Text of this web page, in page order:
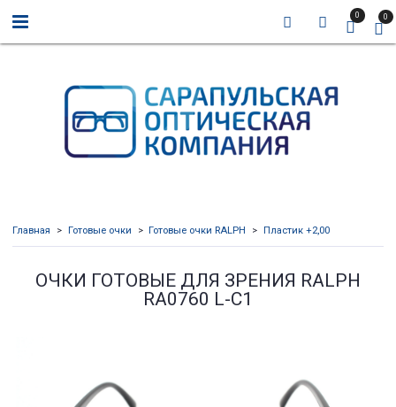
0 0
Главная Готовые очки Готовые очки RALPH Пластик +2,00
ОЧКИ ГОТОВЫЕ ДЛЯ ЗРЕНИЯ RALPH
RA0760 L-C1